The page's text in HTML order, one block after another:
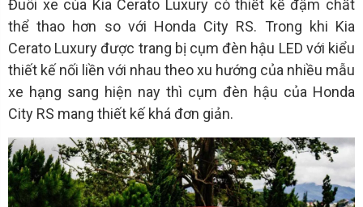
Đuôi xe của Kia Cerato Luxury có thiết kế đậm chất
thể thao hơn so với Honda City RS. Trong khi Kia
Cerato Luxury được trang bị cụm đèn hậu LED với kiểu
thiết kế nối liền với nhau theo xu hướng của nhiều mẫu
xe hạng sang hiện nay thì cụm đèn hậu của Honda
City RS mang thiết kế khá đơn giản.